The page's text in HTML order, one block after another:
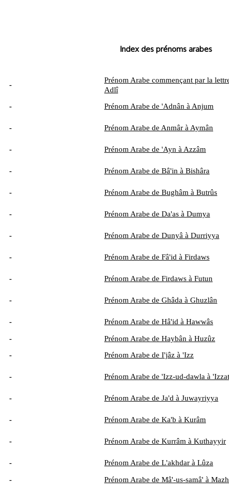
Index des prénoms arabes
-
Prénom Arabe commençant par la
Adlî
-
Prénom Arabe de 'Adnân à Anjum
- Prénom Arabe de Anmâr à Aymân
- Prénom Arabe de 'Ayn à Azzâm
- Prénom Arabe de Bâ'in à Bishâra
- Prénom Arabe de Bughâm à Butrûs
- Prénom Arabe de Da'as à Dumya
- Prénom Arabe de Dunyâ à Durriyya
- Prénom Arabe de Fâ'id à Firdaws
- Prénom Arabe de Firdaws à Futun
- Prénom Arabe de Ghâda à Ghuzlân
- Prénom Arabe de Hâ'id à Hawwâs
-
Prénom Arabe de Haybân à Huzûz
-
Prénom Arabe de I'jâz à 'Izz
- Prénom Arabe de 'Izz-ud-dawla à 'Izzat
- Prénom Arabe de Ja'd à Juwayriyya
- Prénom Arabe de Ka'b à Kurâm
- Prénom Arabe de Kurrâm à Kuthayyir
- Prénom Arabe de L'akhdar à Lûza
- Prénom Arabe de Mâ'-us-samâ' à